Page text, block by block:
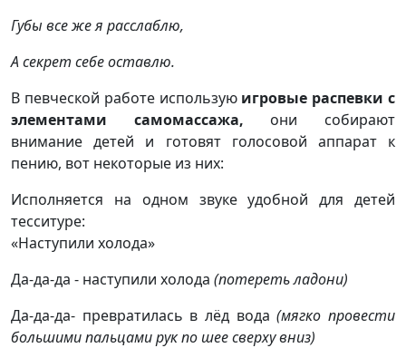
Губы все же я расслаблю,
А секрет себе оставлю.
В певческой работе использую игровые распевки с
элементами самомассажа, они собирают
внимание детей и готовят голосовой аппарат к
пению, вот некоторые из них:
Исполняется на одном звуке удобной для детей
тесситуре:
«Наступили холода»
Да-да-да - наступили холода (потереть ладони)
Да-да-да- превратилась в лёд вода(мягко провести
большими пальцами рук по шее сверху вниз)